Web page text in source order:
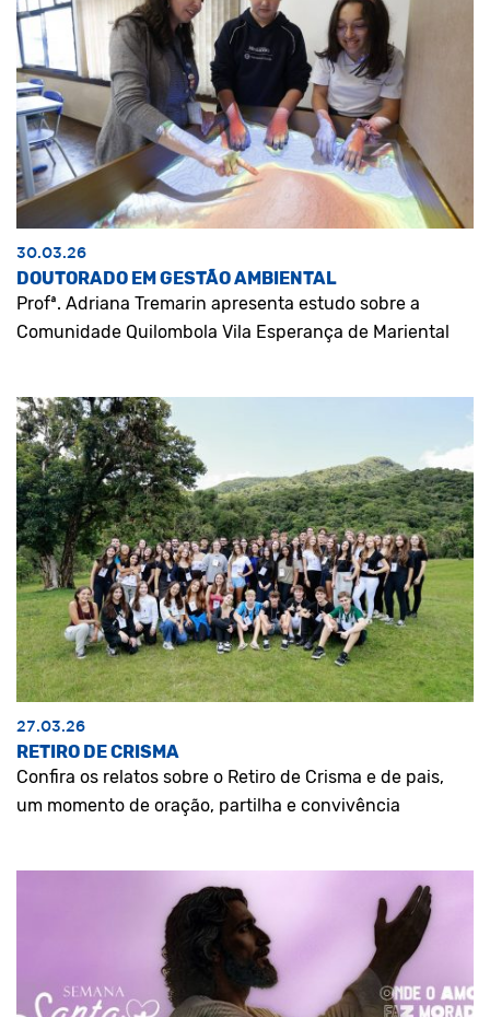
30.03.26
DOUTORADO EM GESTÃO AMBIENTAL
Profª. Adriana Tremarin apresenta estudo sobre a
Comunidade Quilombola Vila Esperança de Mariental
27.03.26
RETIRO DE CRISMA
Confira os relatos sobre o Retiro de Crisma e de pais,
um momento de oração, partilha e convivência